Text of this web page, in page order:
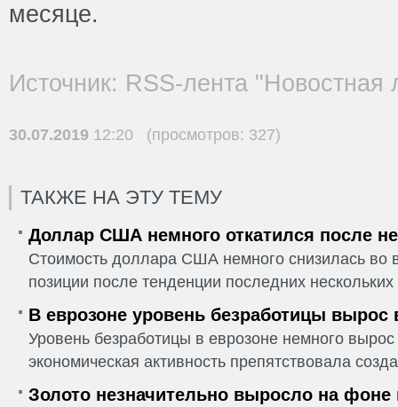
месяце.
Источник: RSS-лента "Новостная
30.07.2019 12:20 (просмотров: 327)
ТАКЖЕ НА ЭТУ ТЕМУ
Доллар США немного откатился после
Стоимость доллара США немного снизилась во
позиции после тенденции последних
В еврозоне уровень безработицы вырос
Уровень безработицы в еврозоне немного
экономическая активность препятствовала
Золото незначительно выросло на фоне